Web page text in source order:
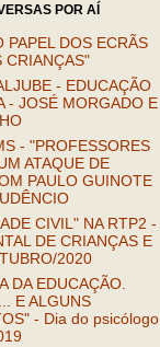
POR AÍ
PAPEL DOS ECRÃS
CRIANÇAS"
- EDUCAÇÃO
- JOSÉ MORGADO E
- "PROFESSORES
ATAQUE DE
PAULO GUINOTE
CIVIL" NA RTP2 -
DE CRIANÇAS E
2020
DA EDUCAÇÃO.
E ALGUNS
- Dia do psicólogo